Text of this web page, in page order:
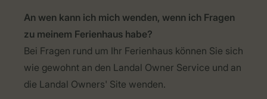
An wen kann ich mich wenden, wenn ich Fragen
zu meinem Ferienhaus habe?
Bei Fragen rund um Ihr Ferienhaus können Sie sich
wie gewohnt an den Landal Owner Service und an
die Landal Owners' Site wenden.